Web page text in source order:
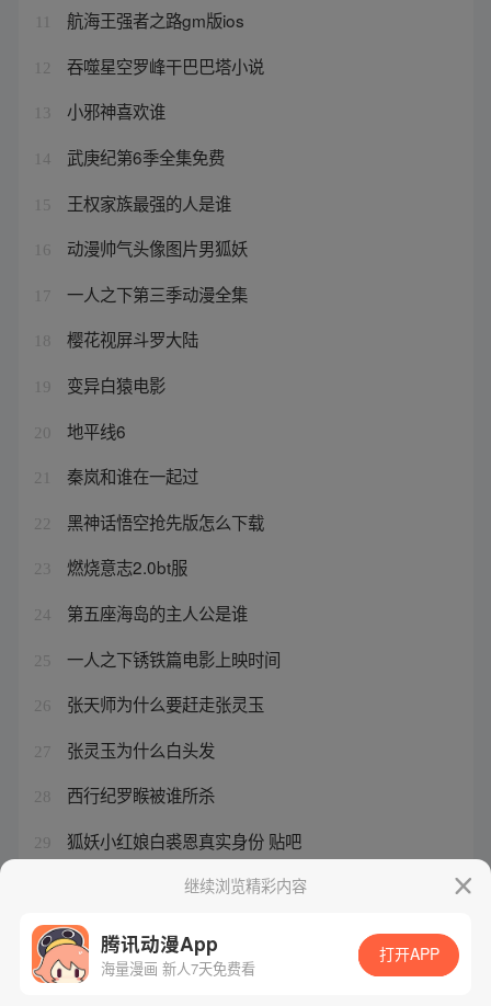
航海王强者之路gm版ios
12 吞噬星空罗峰干巴巴塔小说
13 小邪神喜欢谁
14 武庚纪第6季全集免费
15 王权家族最强的人是谁
16 动漫帅气头像图片男狐妖
17 一人之下第三季动漫全集
18 樱花视屏斗罗大陆
19 变异白猿电影
20 地平线6
21 秦岚和谁在一起过
22 黑神话悟空抢先版怎么下载
23 燃烧意志2.0bt服
24 第五座海岛的主人公是谁
25 一人之下锈铁篇电影上映时间
26 张天师为什么要赶走张灵玉
27 张灵玉为什么白头发
28 西行纪罗睺被谁所杀
29 狐妖小红娘白裘恩真实身份 贴吧
张鲁一文咏珊《藏海花》今日开播
继续浏览精彩内容
腾讯动漫App
海量漫画 新人7天免费看
打开APP